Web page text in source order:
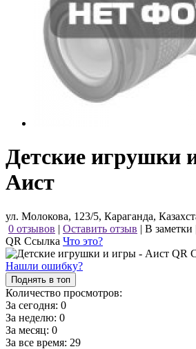
Детские игрушки
Аист
ул. Молокова, 123/5, Караганда,
0 отзывов | Оставить отзыв | В заметки
QR Ссылка Что это?
Нашли ошибку?
Поднять в топ
Количество просмотров:
За сегодня: 0
За неделю: 0
За месяц: 0
За все время: 29